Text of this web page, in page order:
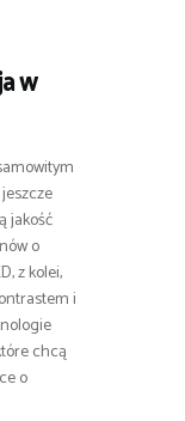
w
jakość
o
z kolei,
i
chcą
o